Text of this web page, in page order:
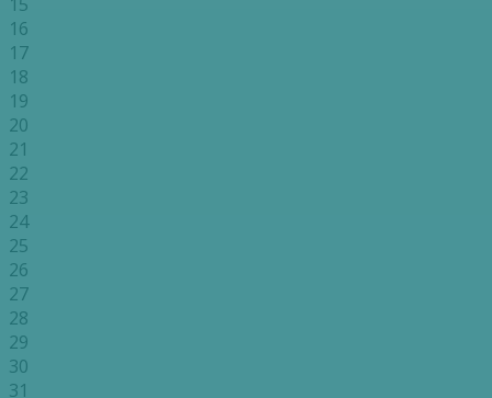
16
17
18
19
20
21
22
23
24
25
26
27
28
29
30
31